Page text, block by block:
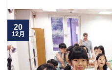
20
12月